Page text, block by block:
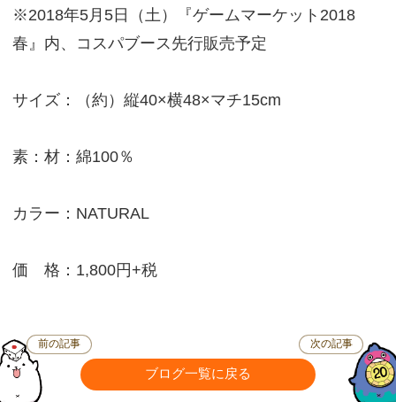
※2018年5月5日（土）『ゲームマーケット2018
春』内、コスパブース先行販売予定
サイズ：（約）縦40×横48×マチ15cm
素：材：綿100％
カラー：NATURAL
価 格：1,800円+税
前の記事
ブログ一覧に戻る
次の記事